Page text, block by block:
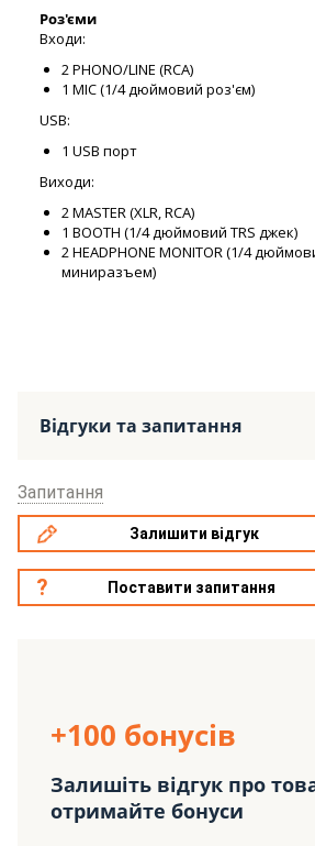
Роз'єми
Входи:
2 PHONO/LINE (RCA)
1 MIC (1/4 дюймовий роз'єм)
USB:
1 USB порт
Виходи:
2 MASTER (XLR, RCA)
1 BOOTH (1/4 дюймовий TRS джек)
2 HEADPHONE MONITOR (1/4
миниразъем)
Відгуки та запитання
Запитання
Залишити відгук
Поставити запитання
+100 бонусів
Залишіть відгук про
отримайте бонуси